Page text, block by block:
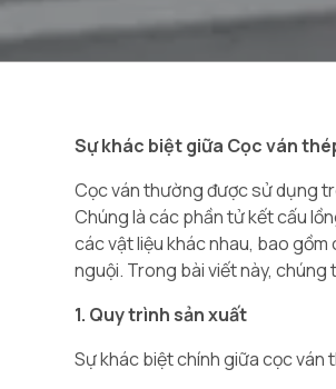
Sự khác biệt giữa Cọc ván
Cọc ván thường được sử dụng
Chúng là các phần tử kết cấu
các vật liệu khác nhau, bao
nguội. Trong bài viết này,
1. Quy trình sản xuất
Sự khác biệt chính giữa cọc ván